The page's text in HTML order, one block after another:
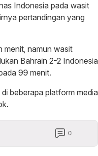
Indonesia pada wasit
pertandingan yang
menit, namun wasit
Bahrain 2-2 Indonesia
99 menit.
beberapa platform media
0